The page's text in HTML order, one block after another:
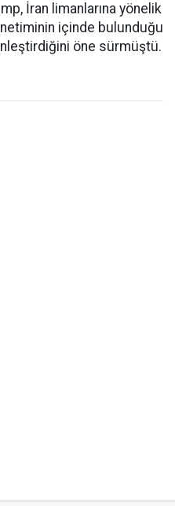
İran limanlarına yönelik
içinde bulunduğu
öne sürmüştü.